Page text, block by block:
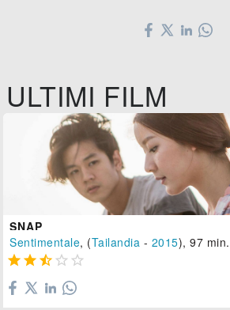
ULTIMI FILM
SNAP
Sentimentale, (Tailandia - 2015), 97 min.
    